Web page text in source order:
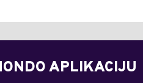
APLIKACIJU